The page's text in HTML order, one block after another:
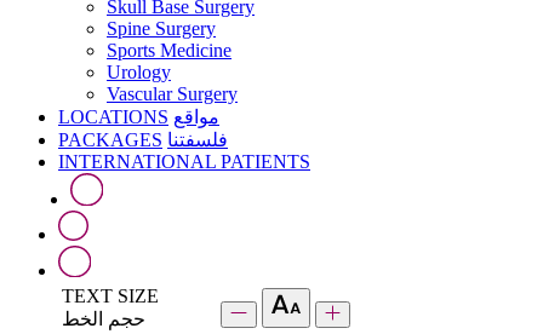
Skull Base Surgery
Spine Surgery
Sports Medicine
Urology
Vascular Surgery
LOCATIONS مواقع
PACKAGES فلسفتنا
INTERNATIONAL PATIENTS
TEXT SIZE
حجم الخط